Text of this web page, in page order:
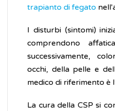
trapianto di fegato
I disturbi (sintomi)
comprendono
successivamente,
occhi, della pelle e
medico di riferimento è
La cura della CSP si